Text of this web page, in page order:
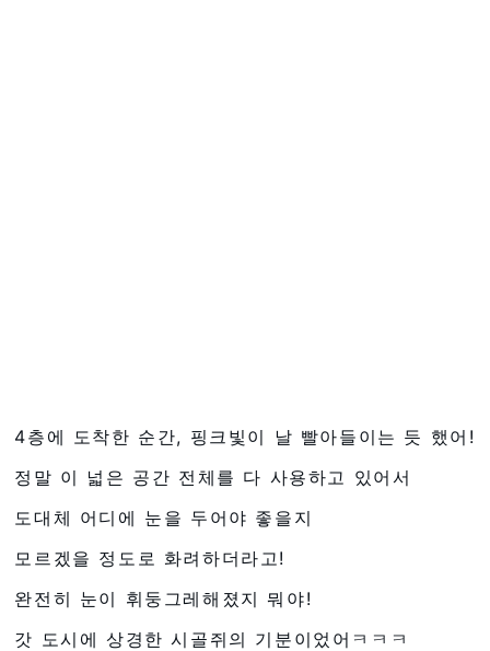
4층에 도착한 순간, 핑크빛이 날 빨아들이는 듯 했어!
정말 이 넓은 공간 전체를 다 사용하고 있어서
도대체 어디에 눈을 두어야 좋을지
모르겠을 정도로 화려하더라고!
완전히 눈이 휘둥그레해졌지 뭐야!
갓 도시에 상경한 시골쥐의 기분이었어ㅋㅋㅋ